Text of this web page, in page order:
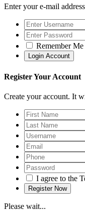
Enter your e-mail
Remember Me
Register Your Account
Create your account. It
I agree to the
Please wait...